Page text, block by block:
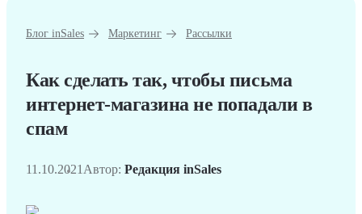
Блог inSales Маркетинг Рассылки
Как сделать так, чтобы письма
интернет-магазина не попадали в
спам
11.10.2021 Автор: Редакция inSales